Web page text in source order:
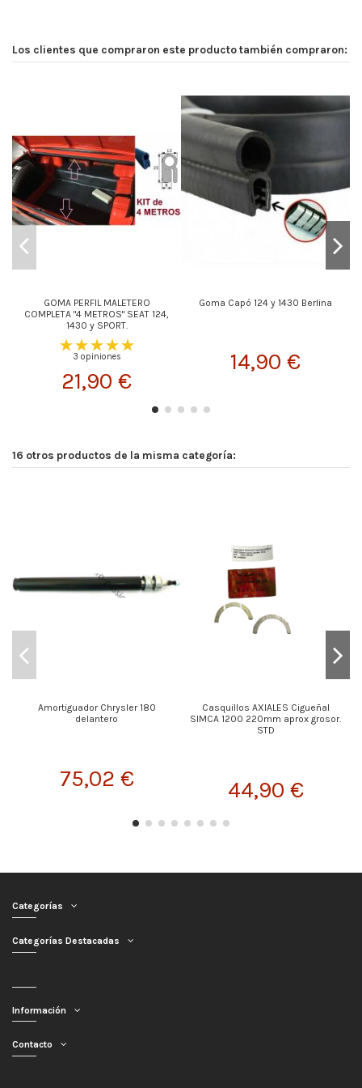
Los clientes que compraron este producto también compraron:
GOMA PERFIL MALETERO
COMPLETA "4 METROS" SEAT 124,
1430 y SPORT.
3 opiniones
21,90 €
Goma Capó 124 y 1430 Berlina
14,90 €
16 otros productos de la misma categoría:
Amortiguador Chrysler 180
delantero
75,02 €
Casquillos AXIALES Cigueñal
SIMCA 1200 220mm aprox grosor.
STD
44,90 €
Categorías
Categorías Destacadas
Información
Contacto